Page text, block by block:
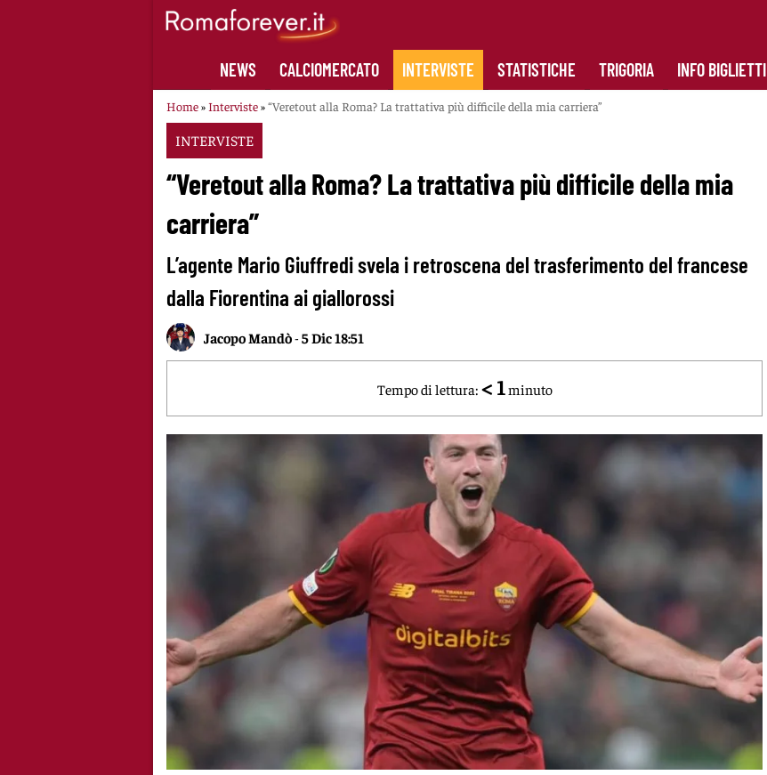
NEWS CALCIOMERCATO INTERVISTE STATISTICHE TRIGORIA INFO BIGLIETTI
Home»Interviste»“Veretout alla Roma? La trattativa più difficile della mia carriera”
INTERVISTE
“Veretout alla Roma? La trattativa più difficile della mia
carriera”
L’agente Mario Giuffredi svela i retroscena del trasferimento del francese
dalla Fiorentina ai giallorossi
Jacopo Mandò-5 Dic 18:51
Tempo di lettura: < 1 minuto